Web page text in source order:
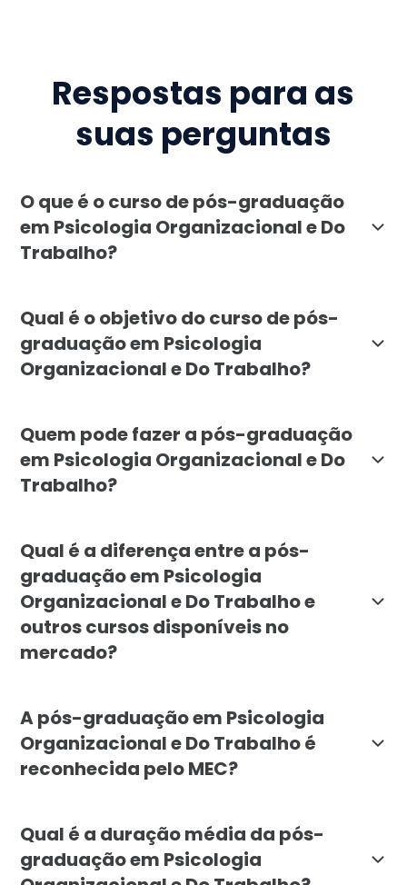
Respostas para as
suas perguntas
O que é o curso de pós-graduação
em Psicologia Organizacional e Do
Trabalho?
Qual é o objetivo do curso de pós-
graduação em Psicologia
Organizacional e Do Trabalho?
Quem pode fazer a pós-graduação
em Psicologia Organizacional e Do
Trabalho?
Qual é a diferença entre a pós-
graduação em Psicologia
Organizacional e Do Trabalho e
outros cursos disponíveis no
mercado?
A pós-graduação em Psicologia
Organizacional e Do Trabalho é
reconhecida pelo MEC?
Qual é a duração média da pós-
graduação em Psicologia